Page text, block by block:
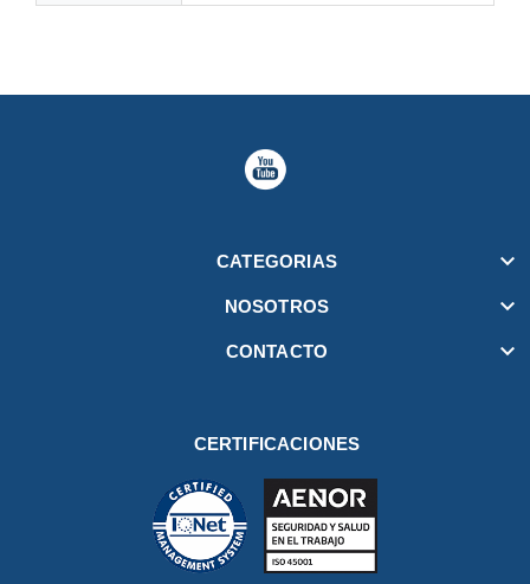
CATEGORIAS 
NOSOTROS 
CONTACTO 
CERTIFICACIONES